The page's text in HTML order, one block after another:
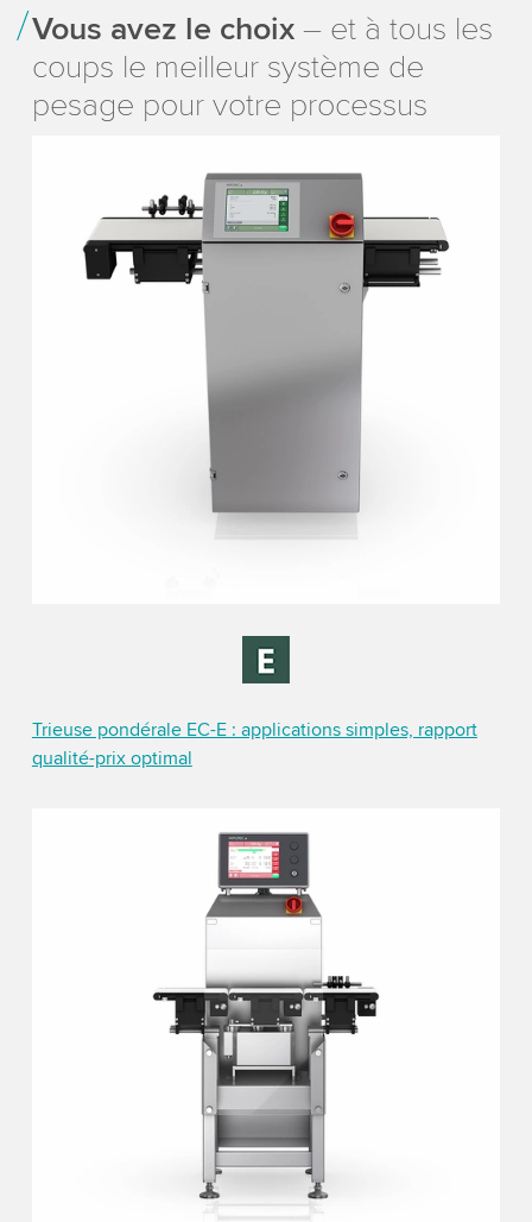
Vous avez le choix– et à tous les
coups le meilleur système de
pesage pour votre processus
Trieuse pondérale EC-E : applications simples, rapport
qualité-prix optimal